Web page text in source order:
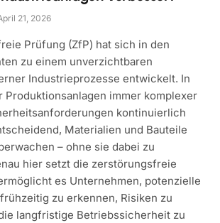
21, 2026
Prüfung (ZfP) hat sich in den
zu einem unverzichtbaren
Industrieprozesse entwickelt. In
Produktionsanlagen immer komplexer
kontinuierlich
Materialien und Bauteile
– ohne sie dabei zu
hier setzt die zerstörungsfreie
es Unternehmen, potenzielle
zu erkennen, Risiken zu
langfristige Betriebssicherheit zu